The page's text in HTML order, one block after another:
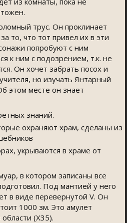
трус. Он проклинает
то, что тот привел их в эти
попробуют с ним
к ним с подозрением, т.к. не
Он хочет забрать посох и
но изучать Янтарный
этом месте он знает
знаний.
охраняют храм, сделаны из
укрываются в храме от
в котором записаны все
Под мантией у него
в виде перевернутой V. Он
1000 зм. Это амулет
(Х35).